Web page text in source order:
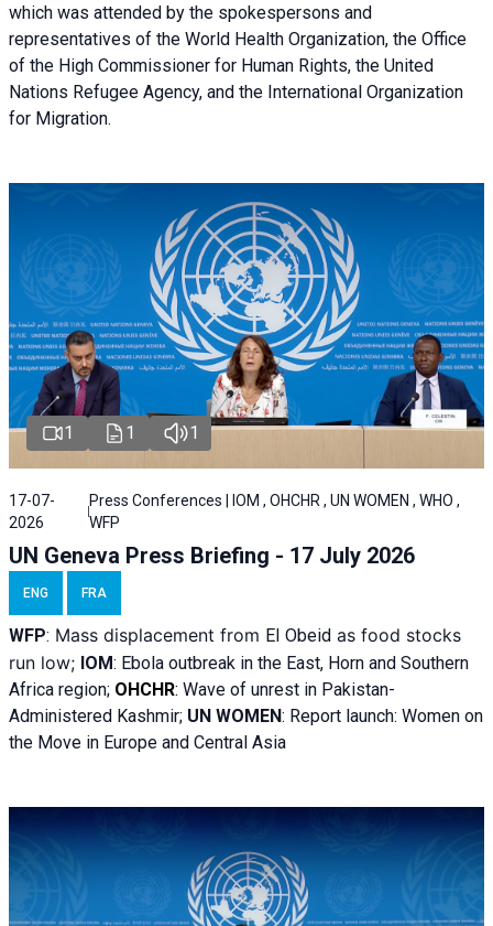
which was attended by the spokespersons and
representatives of the World Health Organization, the Office
of the High Commissioner for Human Rights, the United
Nations Refugee Agency, and the International Organization
for Migration.
1 1 1
17-07-
2026
Press Conferences | IOM , OHCHR , UN WOMEN , WHO ,
WFP
UN Geneva Press Briefing - 17 July 2026
ENG FRA
WFP: Mass displacement from El Obeid as food stocks
run low; IOM: Ebola outbreak in the East, Horn and Southern
Africa region; OHCHR: Wave of unrest in Pakistan-
Administered Kashmir; UN WOMEN: Report launch: Women on
the Move in Europe and Central Asia